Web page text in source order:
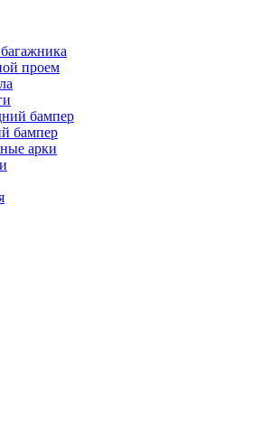
проем
бампер
бампер
арки